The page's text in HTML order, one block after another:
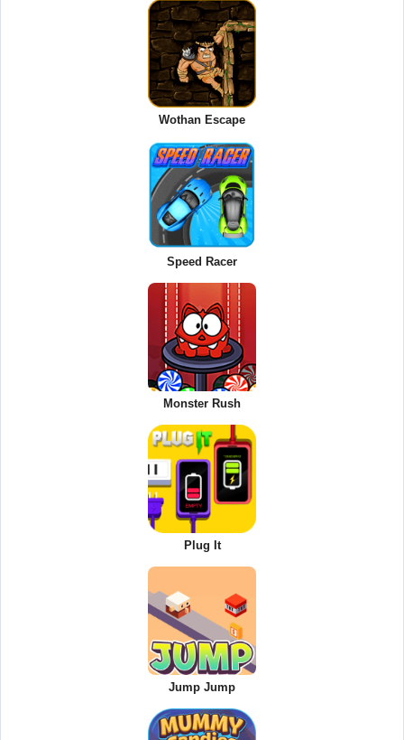
Wothan Escape
Speed Racer
Monster Rush
Plug It
Jump Jump